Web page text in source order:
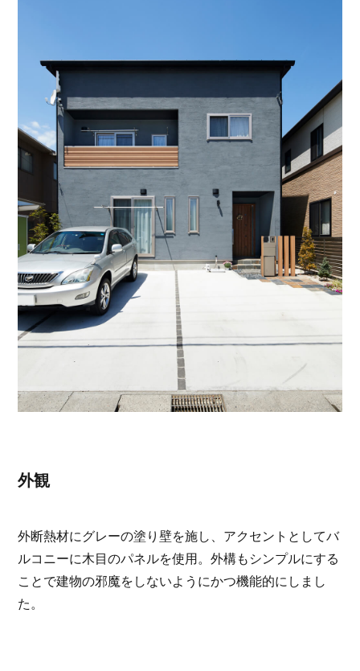
外観
外断熱材にグレーの塗り壁を施し、アクセントとしてバ
ルコニーに木目のパネルを使用。外構もシンプルにする
ことで建物の邪魔をしないようにかつ機能的にしまし
た。